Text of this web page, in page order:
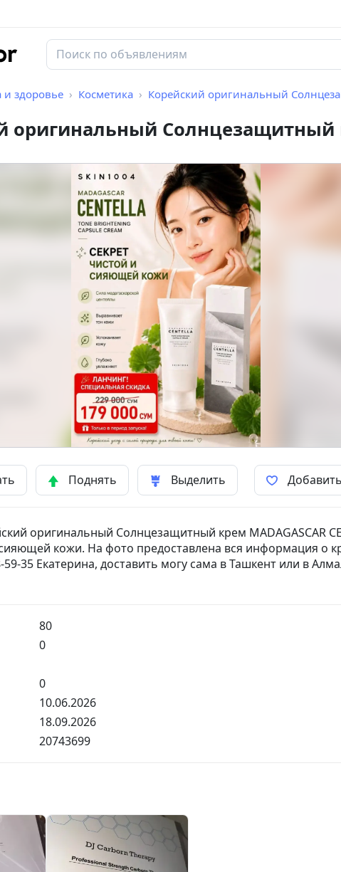
и здоровье Косметика Корейский оригинальный
оригинальный Солнцезащитный
Поднять Выделить
оригинальный Солнцезащитный крем MADAGASCAR
кожи. На фото предоставлена вся информация о
35 Екатерина, доставить могу сама в Ташкент или в
80
0
0
10.06.2026
18.09.2026
20743699